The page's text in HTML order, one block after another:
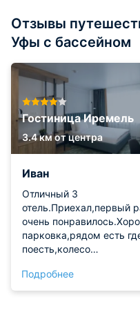
Отзывы
Уфы с бассейном
Гостиница Иремель
3.4 км от центра
Иван
Отличный 3
отель.Приехал,первый
очень
парковка,рядом есть
поесть,колесо
обязательно ещё раз.И
коллегам булу
Подробнее